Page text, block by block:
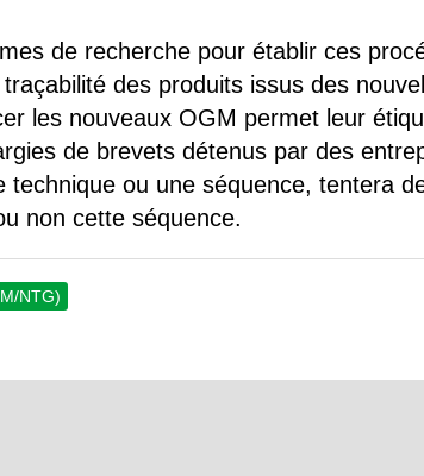
de recherche pour établir ces
des produits issus des
les nouveaux OGM permet leur
de brevets détenus par des
ou une séquence, tentera
non cette séquence.
NTG)